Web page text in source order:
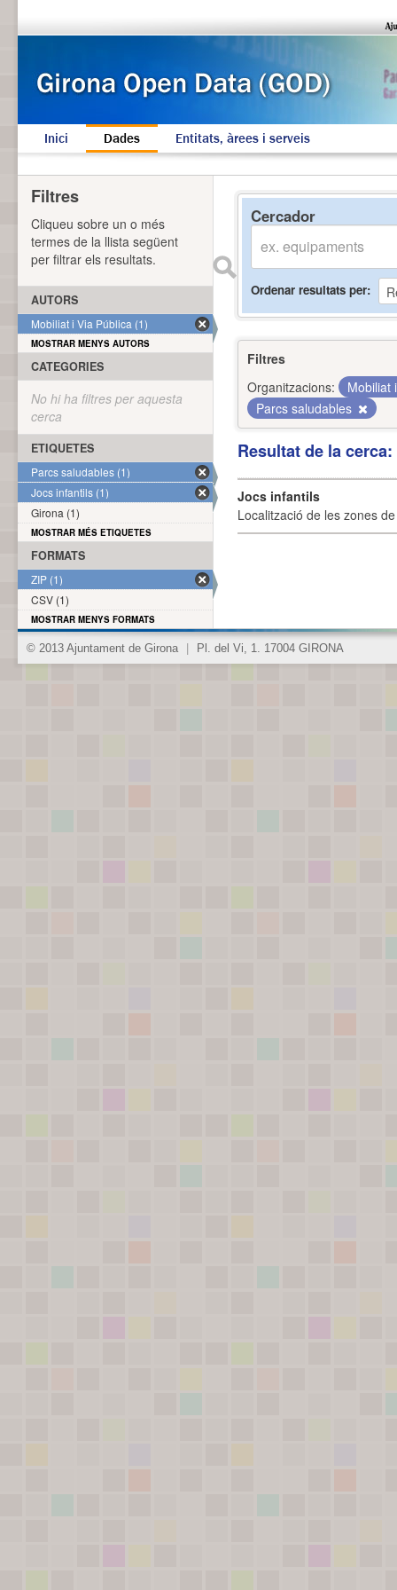
Inici Dades Entitats, àrees i serveis
Cercador
Ordenar resultats per
Filtres
Organitzacions:
Mobiliat
Parcs saludables
Resultat de la
Jocs infantils
Localització de les zones
Filtres
Cliqueu sobre un o més
termes de la llista següent
per filtrar els resultats.
AUTORS
Mobiliat i Via Pública (1)
MOSTRAR MENYS AUTORS
CATEGORIES
No hi ha filtres per aquesta
cerca
ETIQUETES
Parcs saludables (1)
Jocs infantils (1)
Girona (1)
MOSTRAR MÉS ETIQUETES
FORMATS
ZIP (1)
CSV (1)
MOSTRAR MENYS FORMATS
© 2013 Ajuntament de Girona Pl. del Vi, 1. 17004 GIRONA